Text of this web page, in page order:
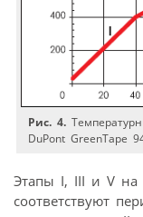
Рис. 4.
DuPont GreenTape
Этапы I, III и V на
соответствуют